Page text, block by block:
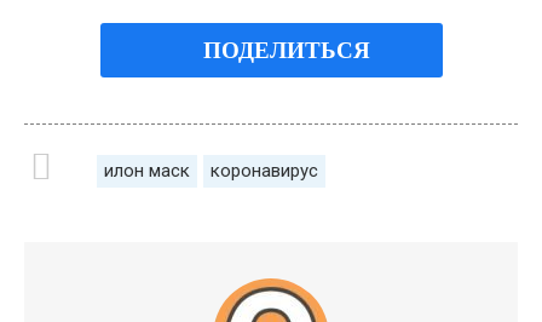
ПОДЕЛИТЬСЯ
илон маск коронавирус